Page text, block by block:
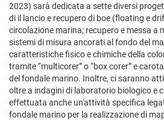
2023) sarà dedicata a sette diversi
di il lancio e recupero di boe (floating e
circolazione marina; recupero e messa a
sistemi di misura ancorati al fondo del
caratteristiche fisico e chimiche della
tramite “multicorer” o “box corer” e
del fondale marino. Inoltre, ci saranno
oltre a indagini di laboratorio biologico e
effettuata anche un'attività specifica
fondale marino per la realizzazione di